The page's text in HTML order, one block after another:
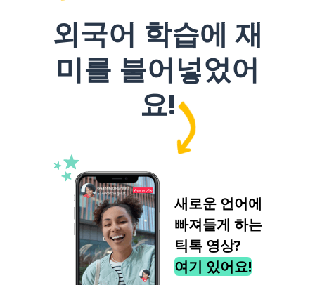
외국어 학습에 재
미를 불어넣었어
요!
새로운 언어에
빠져들게 하는
틱톡 영상?
여기 있어요!